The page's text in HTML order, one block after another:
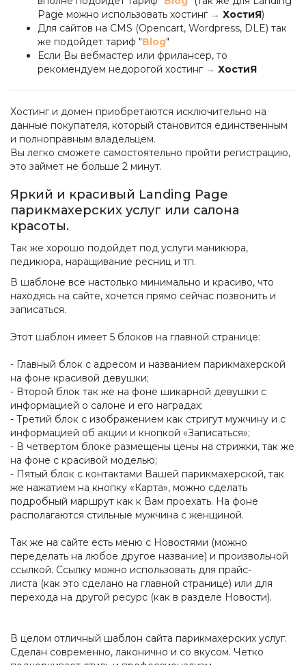
Page можно использовать хостинг → ХостиЯ)
Для сайтов на CMS (Opencart, Wordpress, DLE) так
же подойдет тариф "Blog"
Если Вы вебмастер или фрилансер, то
рекомендуем недорогой хостинг → ХостиЯ
Хостинг и домен приобретаются исключительно на
данные покупателя, который становится единственным
и полноправным владельцем.
Вы легко сможете самостоятельно пройти регистрацию,
это займет не больше 2 минут.
Яркий и красивый Landing Page
парикмахерских услуг или салона
красоты.
Так же хорошо подойдет под услуги маникюра,
педикюра, наращивание ресниц и тп.
В шаблоне все настолько минимально и красиво, что
находясь на сайте, хочется прямо сейчас позвонить и
записаться.
Этот шаблон имеет 5 блоков на главной странице:
- Главный блок с адресом и названием парикмахерской
на фоне красивой девушки;
- Второй блок так же на фоне шикарной девушки с
информацией о салоне и его наградах;
- Третий блок с изображением как стригут мужчину и с
информацией об акции и кнопкой «Записаться»;
- В четвертом блоке размещены цены на стрижки, так же
на фоне с красивой моделью;
- Пятый блок с контактами Вашей парикмахерской, так
же нажатием на кнопку «Карта», можно сделать
подробный маршрут как к Вам проехать. На фоне
располагаются стильные мужчина с женщиной.
Так же на сайте есть меню с Новостями (можно
переделать на любое другое название) и произвольной
ссылкой. Ссылку можно использовать для прайс-
листа (как это сделано на главной странице) или для
перехода на другой ресурс (как в разделе Новости).
В целом отличный шаблон сайта парикмахерских услуг.
Сделан современно, лаконично и со вкусом. Четко